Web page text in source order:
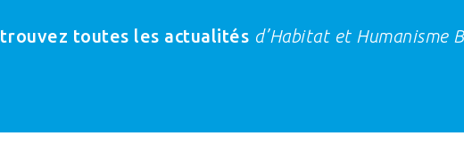
toutes les actualités d’Habitat et Humanisme